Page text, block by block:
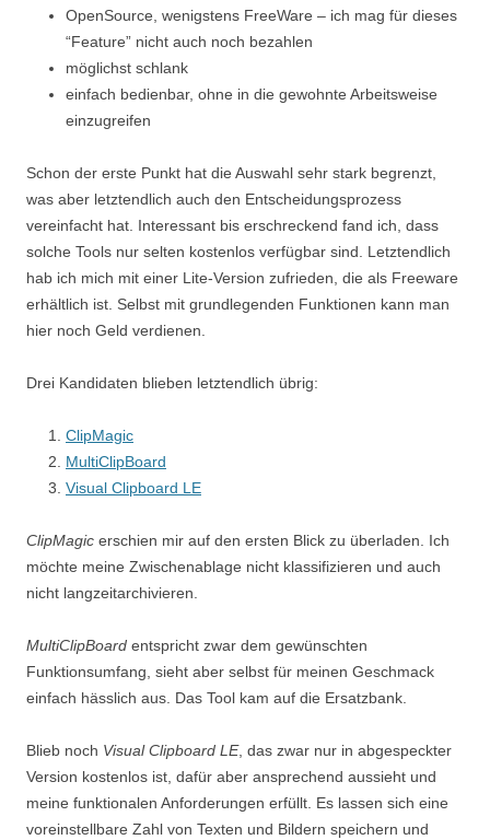
OpenSource, wenigstens FreeWare – ich mag für dieses
“Feature” nicht auch noch bezahlen
möglichst schlank
einfach bedienbar, ohne in die gewohnte Arbeitsweise
einzugreifen
Schon der erste Punkt hat die Auswahl sehr stark begrenzt,
was aber letztendlich auch den Entscheidungsprozess
vereinfacht hat. Interessant bis erschreckend fand ich, dass
solche Tools nur selten kostenlos verfügbar sind. Letztendlich
hab ich mich mit einer Lite-Version zufrieden, die als Freeware
erhältlich ist. Selbst mit grundlegenden Funktionen kann man
hier noch Geld verdienen.
Drei Kandidaten blieben letztendlich übrig:
ClipMagic
MultiClipBoard
Visual Clipboard LE
ClipMagic erschien mir auf den ersten Blick zu überladen. Ich
möchte meine Zwischenablage nicht klassifizieren und auch
nicht langzeitarchivieren.
MultiClipBoard entspricht zwar dem gewünschten
Funktionsumfang, sieht aber selbst für meinen Geschmack
einfach hässlich aus. Das Tool kam auf die Ersatzbank.
Blieb noch Visual Clipboard LE, das zwar nur in abgespeckter
Version kostenlos ist, dafür aber ansprechend aussieht und
meine funktionalen Anforderungen erfüllt. Es lassen sich eine
voreinstellbare Zahl von Texten und Bildern speichern und